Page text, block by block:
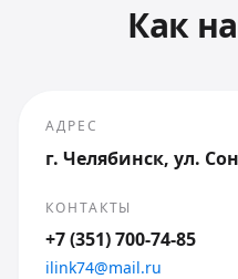
Как
АДРЕС
г. Челябинск, ул.
КОНТАКТЫ
+7 (351) 700-74-85
ilink74@mail.ru